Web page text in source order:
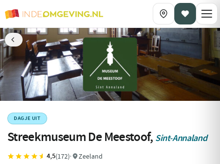
DAGJE UIT
Streekmuseum De Meestoof, Sint-Annaland
4,5(172)· Zeeland